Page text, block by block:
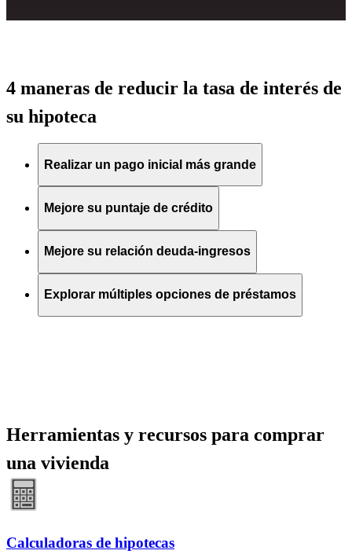
4 maneras de reducir la tasa de interés de
su hipoteca
Realizar un pago inicial más grande
Mejore su puntaje de crédito
Mejore su relación deuda-ingresos
Explorar múltiples opciones de préstamos
Herramientas y recursos para comprar
una vivienda
Calculadoras de hipotecas